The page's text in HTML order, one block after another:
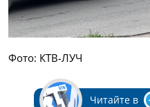
Фото: КТВ-ЛУЧ
Читайте в